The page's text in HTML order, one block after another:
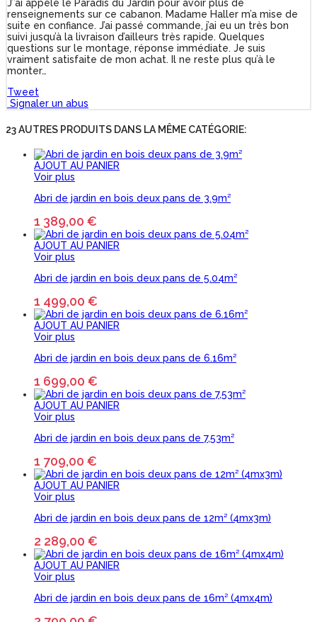
J’’ai appelé le Paradis du Jardin pour avoir plus de
renseignements sur ce cabanon. Madame Haller m’a mise de
suite en confiance. J’ai passé commande, j’ai eu un très bon
suivi jusqu’à la livraison d’ailleurs très rapide. Quelques
questions sur le montage, réponse immédiate. Je suis
vraiment satisfaite de mon achat. Il ne reste plus qu’à le
monter…
Tweet
Signaler un abus
23 AUTRES PRODUITS DANS LA MÊME CATÉGORIE:
AJOUT AU PANIER
Voir plus
Abri de jardin en bois deux pans de 3.9m²
1 389,00 €
AJOUT AU PANIER
Voir plus
Abri de jardin en bois deux pans de 5.04m²
1 499,00 €
AJOUT AU PANIER
Voir plus
Abri de jardin en bois deux pans de 6.16m²
1 699,00 €
AJOUT AU PANIER
Voir plus
Abri de jardin en bois deux pans de 7,53m²
1 709,00 €
AJOUT AU PANIER
Voir plus
Abri de jardin en bois deux pans de 12m² (4mx3m)
2 289,00 €
AJOUT AU PANIER
Voir plus
Abri de jardin en bois deux pans de 16m² (4mx4m)